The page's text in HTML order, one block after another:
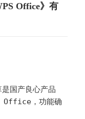
Office》有
是国产良心产品
Office，功能确